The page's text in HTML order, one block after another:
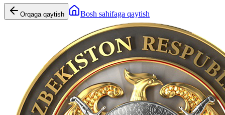
Orqaga qaytish Bosh sahifaga qaytish